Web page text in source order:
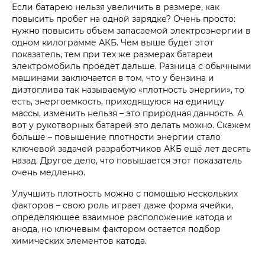
Если батарею нельзя увеличить в размере, как
повысить пробег на одной зарядке? Очень просто:
нужно повысить объем запасаемой электроэнергии в
одном килограмме АКБ. Чем выше будет этот
показатель, тем при тех же размерах батареи
электромобиль проедет дальше. Разница с обычными
машинами заключается в том, что у бензина и
дизтоплива так называемую «плотность энергии», то
есть, энергоемкость, приходящуюся на единицу
массы, изменить нельзя – это природная данность. А
вот у рукотворных батарей это делать можно. Скажем
больше – повышение плотности энергии стало
ключевой задачей разработчиков АКБ ещё лет десять
назад. Другое дело, что повышается этот показатель
очень медленно.
Улучшить плотность можно с помощью нескольких
факторов – свою роль играет даже форма ячейки,
определяющее взаимное расположение катода и
анода, но ключевым фактором остается подбор
химических элементов катода.